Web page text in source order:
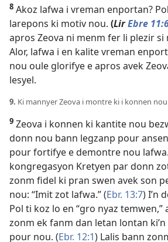
8 Akoz lafwa i vreman enportan?
larepons ki motiv nou. (LirEbre
apros Zeova ni menm fer li plezir si
Alor, lafwa i en kalite vreman
nou oule glorifye e apros avek
lesyel.
9. Ki mannyer Zeova i montre ki i konnen
9 Zeova i konnen ki kantite nou
donn nou bann legzanp pour
pour fortifye e demontre nou lafwa.
kongregasyon Kretyen par donn
zonm fidel ki pran swen avekson
nou: “Imit zot lafwa.” (Ebr. 13:7) I’n
Pol ti koz lo en “gro nyaz
zonm ek fanm dan letan lontan
pour nou. (Ebr. 12:1) Lalis bann